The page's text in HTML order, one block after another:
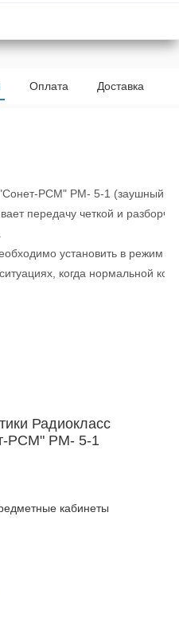
Оплата Доставка
РСМ" РМ- 5-1 (заушный
передачу четкой и
установить в режим
когда нормальной
Радиокласс
РСМ" РМ- 5-1
кабинеты